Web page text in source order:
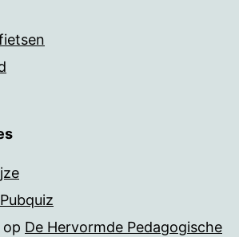
Pubquiz
op De Hervormde Pedagogische